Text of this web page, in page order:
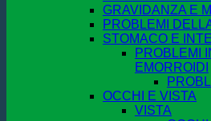
GRAVIDANZA E
PROBLEMI
STOMACO E
PROBLEMI
EMORROIDI
OCCHI E VISTA
VISTA